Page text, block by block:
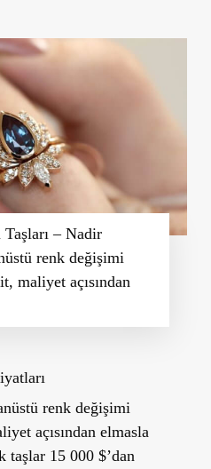
– Nadir
renk değişimi
maliyet açısından
renk değişimi
açısından elmasla
taşlar 15 000 $’dan